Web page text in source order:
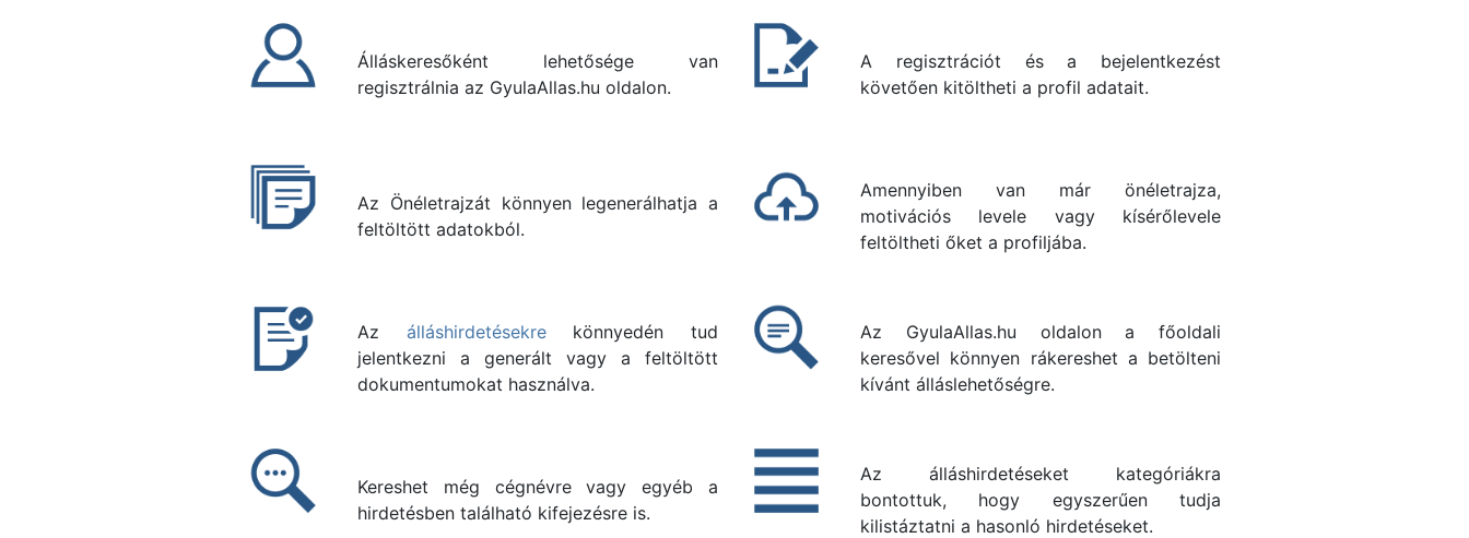
Álláskeresőként lehetősége van
regisztrálnia az GyulaAllas.hu oldalon.
A regisztrációt és a bejelentkezést
követően kitöltheti a profil adatait.
Az Önéletrajzát könnyen legenerálhatja a
feltöltött adatokból.
Amennyiben van már önéletrajza,
motivációs levele vagy kísérőlevele
feltöltheti őket a profiljába.
Az álláshirdetésekrekönnyedén tud
jelentkezni a generált vagy a feltöltött
dokumentumokat használva.
Az GyulaAllas.hu oldalon a főoldali
keresővel könnyen rákereshet a betölteni
kívánt álláslehetőségre.
Kereshet még cégnévre vagy egyéb a
hirdetésben található kifejezésre is.
Az álláshirdetéseket kategóriákra
bontottuk, hogy egyszerűen tudja
kilistáztatni a hasonló hirdetéseket.